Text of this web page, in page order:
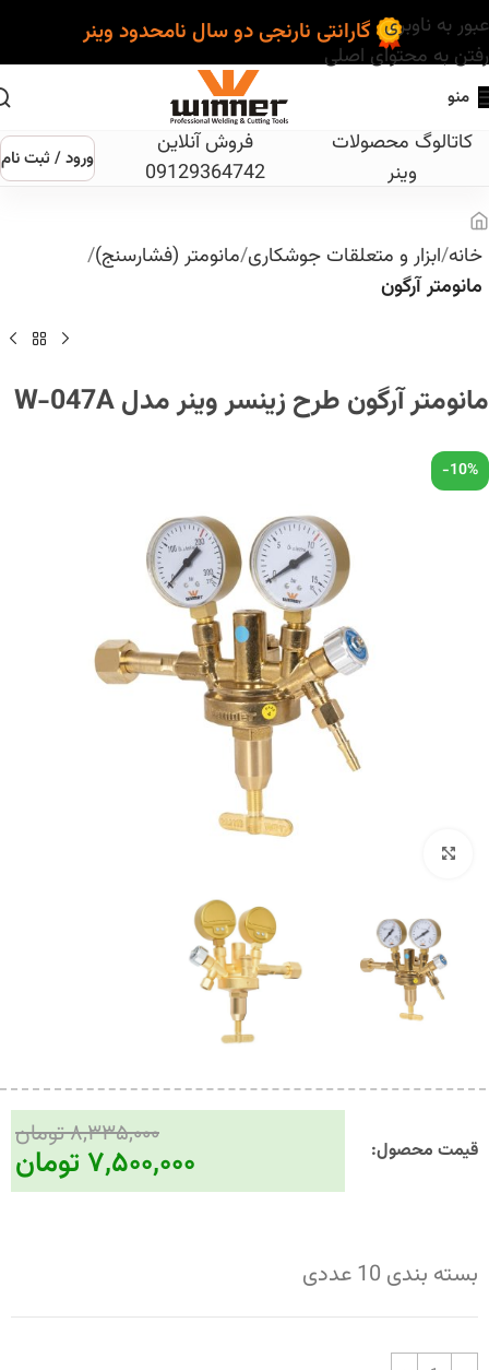
عبور به ناوبری
رفتن به محتوای اصلی
گارانتی نارنجی دو سال نامحدود وینر
منو
کاتالوگ محصولات
وینر
فروش آنلاین
09129364742
ورود / ثبت نام
خانه ابزار و متعلقات جوشکاری مانومتر (فشارسنج)
مانومتر آرگون
مانومتر آرگون طرح زینسر وینر مدل W-047A
-10%
قیمت محصول:​ ۸,۳۳۵,۰۰۰تومان
۷,۵۰۰,۰۰۰تومان
بسته بندی 10 عددی